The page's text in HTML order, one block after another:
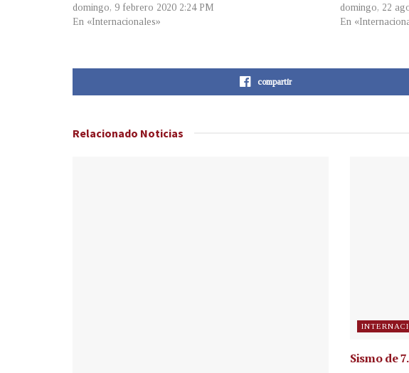
domingo, 9 febrero 2020 2:24 PM
En «Internacionales»
domingo, 22
En
compartir
Relacionado Noticias
Sismo de